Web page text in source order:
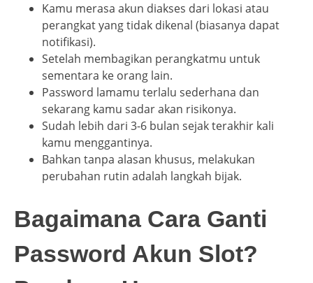
Kamu merasa akun diakses dari lokasi atau
perangkat yang tidak dikenal (biasanya dapat
notifikasi).
Setelah membagikan perangkatmu untuk
sementara ke orang lain.
Password lamamu terlalu sederhana dan
sekarang kamu sadar akan risikonya.
Sudah lebih dari 3-6 bulan sejak terakhir kali
kamu menggantinya.
Bahkan tanpa alasan khusus, melakukan
perubahan rutin adalah langkah bijak.
Bagaimana Cara Ganti
Password Akun Slot?